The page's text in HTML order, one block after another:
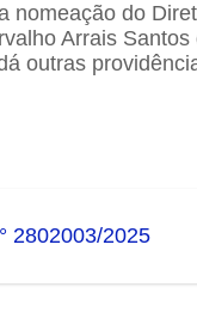
nomeação do
Arrais
outras
2802003/2025